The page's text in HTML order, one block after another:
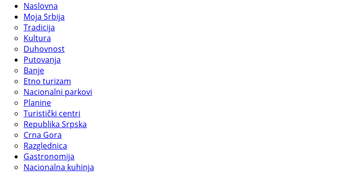
Naslovna
Moja Srbija
Tradicija
Kultura
Duhovnost
Putovanja
Banje
Etno turizam
Nacionalni parkovi
Planine
Turistički centri
Republika Srpska
Crna Gora
Razglednica
Gastronomija
Nacionalna kuhinja